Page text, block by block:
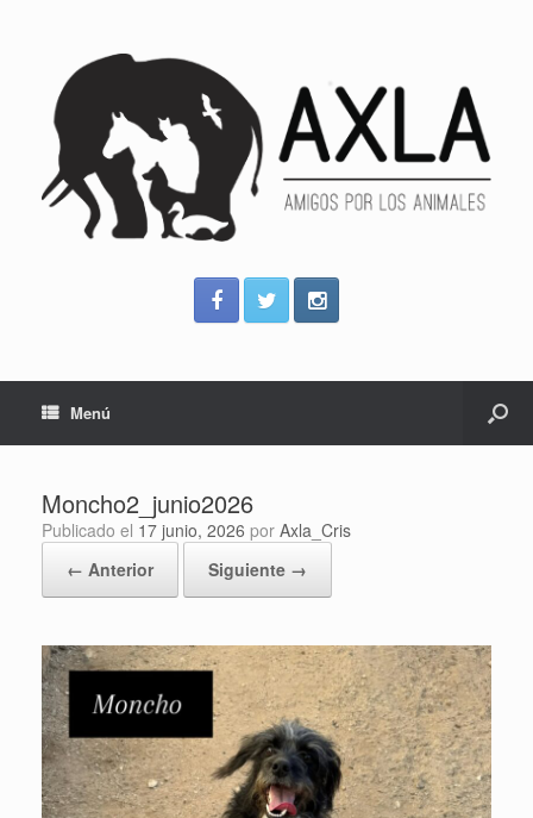
Menú
Moncho2_junio2026
Publicado el 17 junio, 2026 por Axla_Cris
← Anterior
Siguiente →